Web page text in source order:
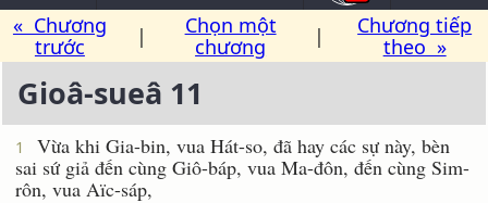
« Chương
trước
|
Chọn một
chương
|
Chương tiếp
theo »
Gioâ-sueâ 11
1
Vừa khi Gia-bin, vua Hát-so, đã hay các sự này, bèn
sai sứ giả đến cùng Giô-báp, vua Ma-đôn, đến cùng Sim-
rôn, vua Aïc-sáp,